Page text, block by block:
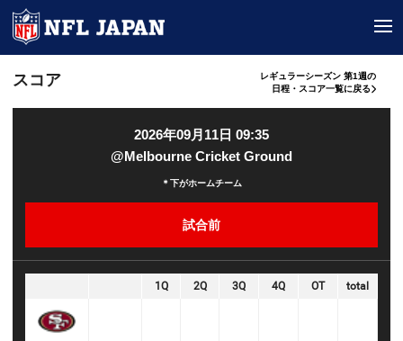
スコア
レギュラーシーズン 第1週の
日程・スコア一覧に戻る
2026年09月11日 09:35
@Melbourne Cricket Ground
＊下がホームチーム
試合前
1Q 2Q 3Q 4Q OT total